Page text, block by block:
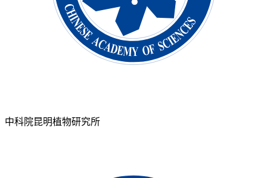
中科院昆明植物研究所